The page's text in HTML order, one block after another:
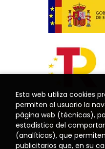
Esta web utiliza cookies
permiten al usuario la
página web (técnicas),
estadístico del
(analíticas), que
publicitarios que, en su